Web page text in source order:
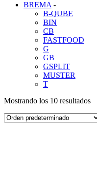
BREMA -
B-QUBE
BIN
CB
FASTFOOD
G
GB
GSPLIT
MUSTER
T
Mostrando los 10 resultados